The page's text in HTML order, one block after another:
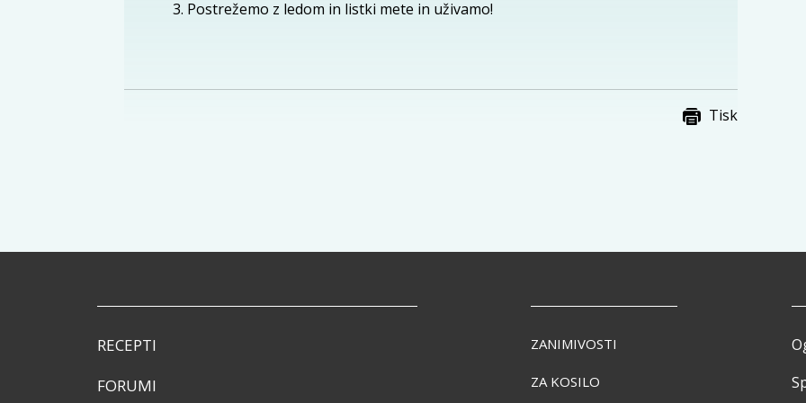
Postrežemo z ledom in listki mete in uživamo!
Tisk
RECEPTI
FORUMI
ZANIMIVOSTI
ZA KOSILO